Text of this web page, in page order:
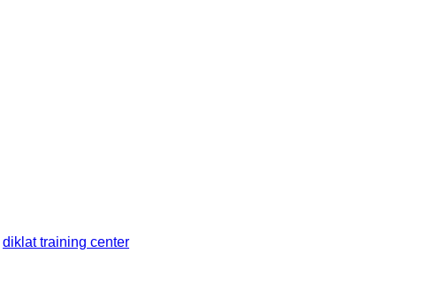
diklat training center